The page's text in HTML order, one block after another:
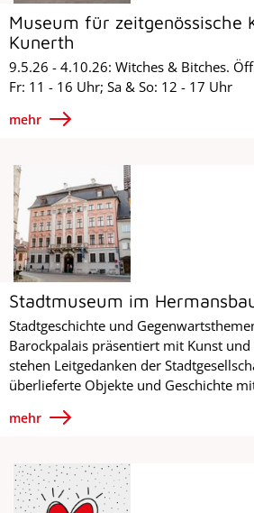
Museum für zeitgenössische
Kunerth
9.5.26 - 4.10.26: Witches & Bitches.
Fr: 11 - 16 Uhr; Sa & So: 12 - 17 Uhr
mehr
Stadtmuseum im
Stadtgeschichte und
Barockpalais präsentiert mit Kunst und
stehen Leitgedanken der
überlieferte Objekte und Geschichte
mehr